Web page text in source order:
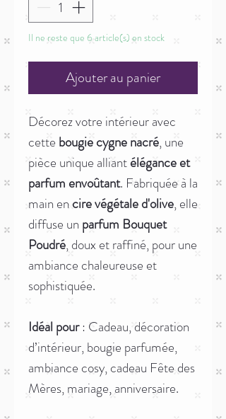
Il ne reste que 6 article(s) en stock
Ajouter au panier
Décorez votre intérieur avec
cette bougie cygne nacré, une
pièce unique alliantélégance et
parfum envoûtant. Fabriquée à la
main encire végétale d'olive, elle
diffuse un parfum Bouquet
Poudré, doux et raffiné, pour une
ambiance chaleureuse et
sophistiquée.
Idéal pour: Cadeau, décoration
d’intérieur, bougie parfumée,
ambiance cosy, cadeau Fête des
Mères, mariage, anniversaire.